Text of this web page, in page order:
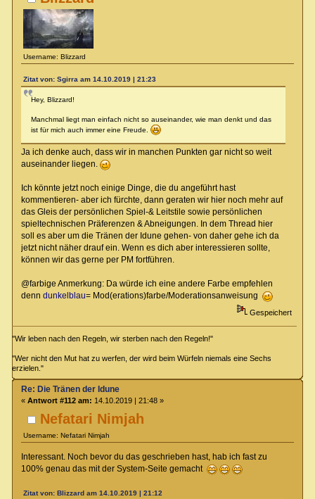
Username: Blizzard
Zitat von: Sgirra am 14.10.2019 | 21:23
Hey, Blizzard!
Manchmal liegt man einfach nicht so auseinander, wie man denkt und das
ist für mich auch immer eine Freude.
Ja ich denke auch, dass wir in manchen Punkten gar nicht so weit
auseinander liegen.
Ich könnte jetzt noch einige Dinge, die du angeführt hast
kommentieren- aber ich fürchte, dann geraten wir hier noch mehr auf
das Gleis der persönlichen Spiel-& Leitstile sowie persönlichen
spieltechnischen Präferenzen & Abneigungen. In dem Thread hier
soll es aber um die Tränen der Idune gehen- von daher gehe ich da
jetzt nicht näher drauf ein. Wenn es dich aber interessieren sollte,
können wir das gerne per PM fortführen.
@farbige Anmerkung: Da würde ich eine andere Farbe empfehlen
denn dunkelblau= Mod(erations)farbe/Moderationsanweisung
Gespeichert
"Wir leben nach den Regeln, wir sterben nach den Regeln!"
"Wer nicht den Mut hat zu werfen, der wird beim Würfeln niemals eine Sechs
erzielen."
Nefatari Nimjah
Username: Nefatari Nimjah
Re: Die Tränen der Idune
« Antwort #112 am: 14.10.2019 | 21:48 »
Interessant. Noch bevor du das geschrieben hast, hab ich fast zu
100% genau das mit der System-Seite gemacht
Zitat von: Blizzard am 14.10.2019 | 21:12